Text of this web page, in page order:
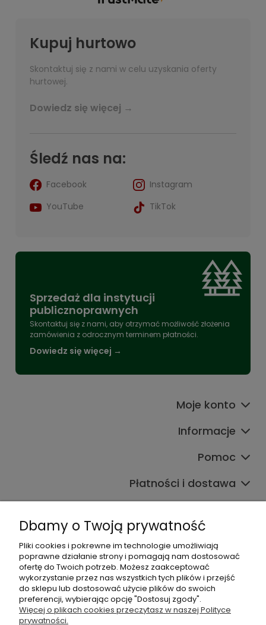
Śledź nas na:
Facebook
Instagram
YouTube
TikTok
Kupuj hurtowo
Skontaktuj się z nami w celu uzyskania oferty
hurtowej.
Dowiedz się więcej →
Sprzedaż dla instytucji
publicznoprawnych
Skontaktuj się z nami, aby otrzymać możliwość złożenia
zamówienia z odrocznym terminem płatności.
Dowiedz się więcej →
Moje konto
Informacje
Pomoc
Płatności i dostawa
Dane kontaktowe
Zadzwoń do nas lub napisz wiadomość e-mail:
+48 537 782 564
+48 537 461 261
sklep@virpol.pl
Dbamy o Twoją prywatność
Pliki cookies i pokrewne im technologie umożliwiają
poprawne działanie strony i pomagają nam dostosować
ofertę do Twoich potrzeb. Możesz zaakceptować
wykorzystanie przez nas wszystkich tych plików i przejść
do sklepu lub dostosować użycie plików do swoich
preferencji, wybierając opcję "Dostosuj zgody".
Więcej o plikach cookies przeczytasz w naszej Polityce
prywatności.